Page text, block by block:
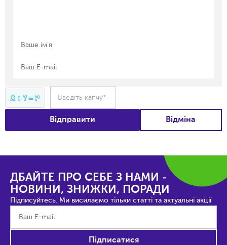
X + ? = P Введіть капчу*
Відправити Відміна
ДБАЙТЕ ПРО СЕБЕ З НАМИ -
НОВИНИ, ЗНИЖКИ, ПОРАДИ
Підписуйтесь. Ми висилаємо тільки статті та актуальні акції
Підписатися